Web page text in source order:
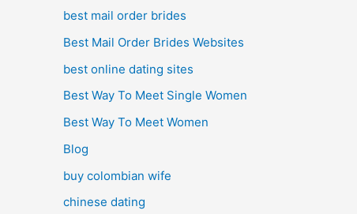
best mail order brides
Best Mail Order Brides Websites
best online dating sites
Best Way To Meet Single Women
Best Way To Meet Women
Blog
buy colombian wife
chinese dating